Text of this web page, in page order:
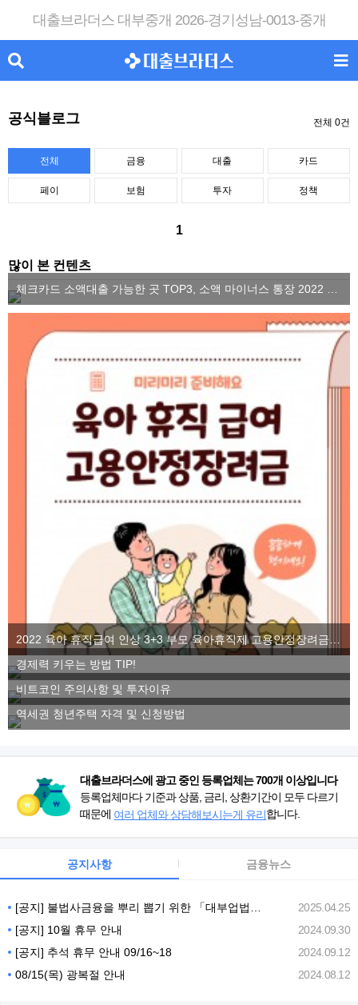
대출브라더스 대부중개 2026-경기성남-0013-중개
공식블로그 전체 0건
전체 금융 대출 카드
페이 보험 투자 정책
1
많이 본 컨텐츠
경제력 키우는 방법 TIP!
비트코인 주의사항 및 투자이유
역세권 청년주택 자격 및 신청방법
대출브라더스에 광고 중인 등록업체는 700개 이상입니다
등록업체마다 기준과 상품, 금리, 상환기간이 모두 다르기
때문에 여러 업체와 상담해보시는게 유리합니다.
공지사항 금융뉴스
[공지] 불법사금융을 뿌리 뽑기 위한 「대부업법」 개정안 (25년 7월)
2025.04.25
[공지] 10월 휴무 안내
2024.09.30
[공지] 추석 휴무 안내 09/16~18
2024.09.12
08/15(목) 광복절 안내
2024.08.12